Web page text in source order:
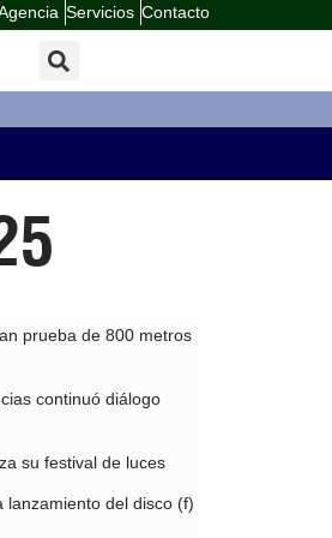
Servicios Contacto
prueba de 800 metros
continuó diálogo
su festival de luces
lanzamiento del disco (f)